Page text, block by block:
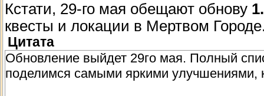
Кстати, 29-го мая обещают обнову
квесты и локации в Мертвом
Цитата
Обновление выйдет 29го мая. Полный
поделимся самыми яркими улучшениями,